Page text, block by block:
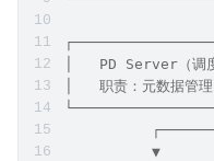
│   PD Server（
│   职责：元数据
▼